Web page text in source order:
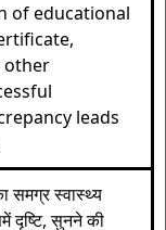
of educational
other
leads
समग्र स्वास्थ्य
दृष्टि, सुनने की